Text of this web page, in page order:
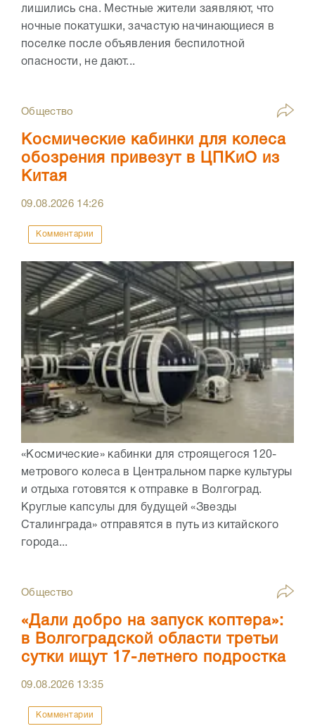
лишились сна. Местные жители заявляют, что
ночные покатушки, зачастую начинающиеся в
поселке после объявления беспилотной
опасности, не дают...
Общество
Космические кабинки для колеса
обозрения привезут в ЦПКиО из
Китая
09.08.2026 14:26
Комментарии
«Космические» кабинки для строящегося 120-
метрового колеса в Центральном парке культуры
и отдыха готовятся к отправке в Волгоград.
Круглые капсулы для будущей «Звезды
Сталинграда» отправятся в путь из китайского
города...
Общество
«Дали добро на запуск коптера»:
в Волгоградской области третьи
сутки ищут 17-летнего подростка
09.08.2026 13:35
Комментарии